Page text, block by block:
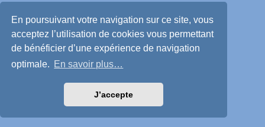
En poursuivant votre navigation sur ce site, vous
acceptez l’utilisation de cookies vous permettant
de bénéficier d’une expérience de navigation
optimale. En savoir plus…
J’accepte